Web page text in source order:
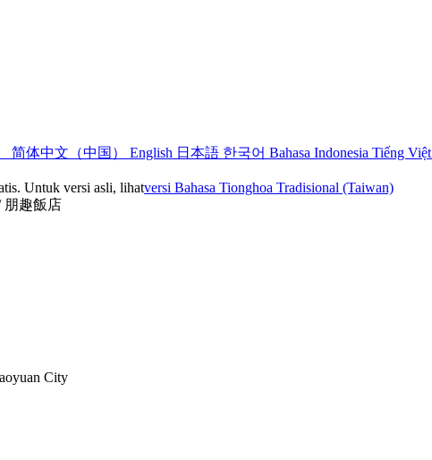
简体中文（中国） English 日本語 한국어 Bahasa Indonesia Tiếng Việt
Untuk versi asli, lihatversi Bahasa Tionghoa Tradisional (Taiwan)
朋趣飯店
City